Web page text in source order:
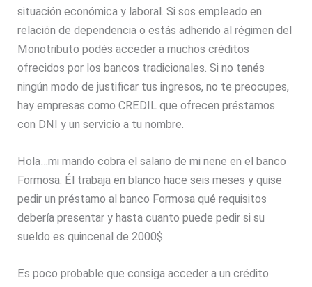
situación económica y laboral. Si sos empleado en
relación de dependencia o estás adherido al régimen del
Monotributo podés acceder a muchos créditos
ofrecidos por los bancos tradicionales. Si no tenés
ningún modo de justificar tus ingresos, no te preocupes,
hay empresas como CREDIL que ofrecen préstamos
con DNI y un servicio a tu nombre.
Hola…mi marido cobra el salario de mi nene en el banco
Formosa. Él trabaja en blanco hace seis meses y quise
pedir un préstamo al banco Formosa qué requisitos
debería presentar y hasta cuanto puede pedir si su
sueldo es quincenal de 2000$.
Es poco probable que consiga acceder a un crédito